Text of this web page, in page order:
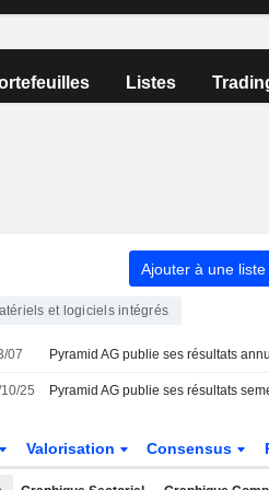
Listes
Ajouter à une liste
et logiciels intégrés
07
25
Valorisation Consensus